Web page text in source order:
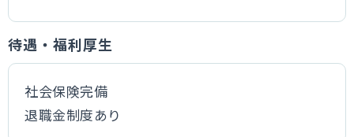
待遇・福利厚生
社会保険完備
退職金制度あり